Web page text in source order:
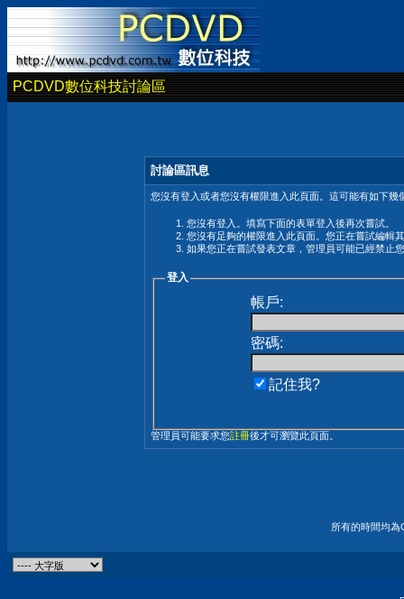
PCDVD數位科技討論區
討論區訊息
您沒有登入或者您沒有權限進入此頁面。這可能有如下幾
您沒有登入。填寫下面的表單登入後再次嘗試。
您沒有足夠的權限進入此頁面。您正在嘗試編輯
如果您正在嘗試發表文章，管理員可能已經禁止
登入
帳戶:
密碼:
記住我?
管理員可能要求您註冊後才可瀏覽此頁面。
所有的時間均為